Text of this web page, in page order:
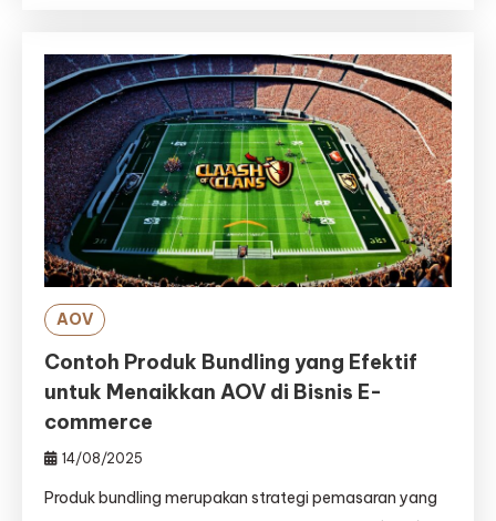
AOV
Contoh Produk Bundling yang Efektif
untuk Menaikkan AOV di Bisnis E-
commerce
14/08/2025
Produk bundling merupakan strategi pemasaran yang